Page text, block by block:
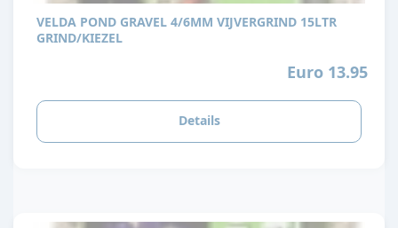
VELDA POND GRAVEL 4/6MM VIJVERGRIND 15LTR
GRIND/KIEZEL
Euro 13.95
Details